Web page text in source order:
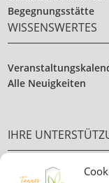
Begegnungsstätte
WISSENSWERTES
Alle Neuigkeiten
IHRE
Ehrenamt